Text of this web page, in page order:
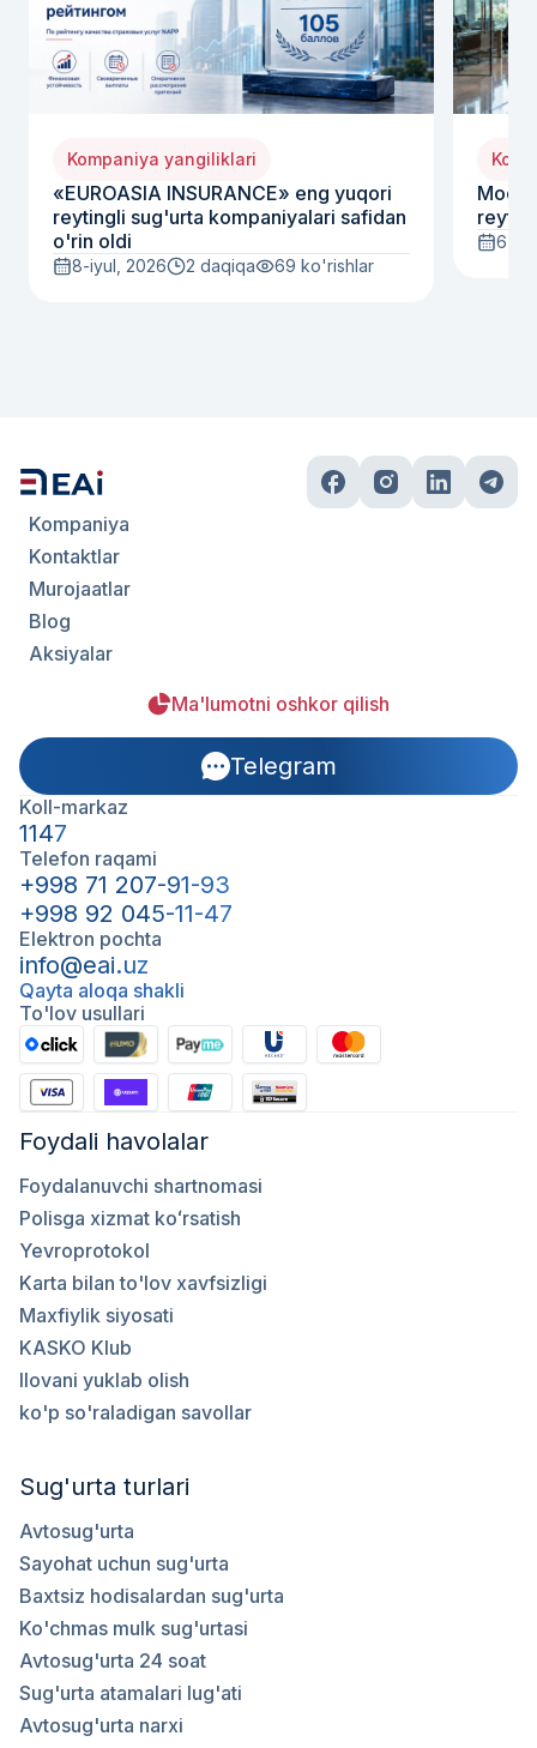
Kompaniya yangiliklari
«EUROASIA INSURANCE» eng yuqori
reytingli sug'urta kompaniyalari safidan
o'rin oldi
8-iyul, 2026 2 daqiqa 69 ko'rishlar
6-
Kompaniya
Kontaktlar
Murojaatlar
Blog
Aksiyalar
Ma'lumotni oshkor qilish
Telegram
Koll-markaz
1147
Telefon raqami
+998 71 207-91-93
+998 92 045-11-47
Elektron pochta
info@eai.uz
Qayta aloqa shakli
To'lov usullari
Foydali havolalar
Foydalanuvchi shartnomasi
Polisga xizmat koʻrsatish
Yevroprotokol
Karta bilan to'lov xavfsizligi
Maxfiylik siyosati
KASKO Klub
Ilovani yuklab olish
ko'p so'raladigan savollar
Sug'urta turlari
Avtosug'urta
Sayohat uchun sug'urta
Baxtsiz hodisalardan sug'urta
Ko'chmas mulk sug'urtasi
Avtosug'urta 24 soat
Sug'urta atamalari lug'ati
Avtosug'urta narxi